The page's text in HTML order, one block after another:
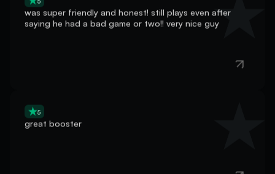
saying he had a bad game or two!! very nice guy
great booster